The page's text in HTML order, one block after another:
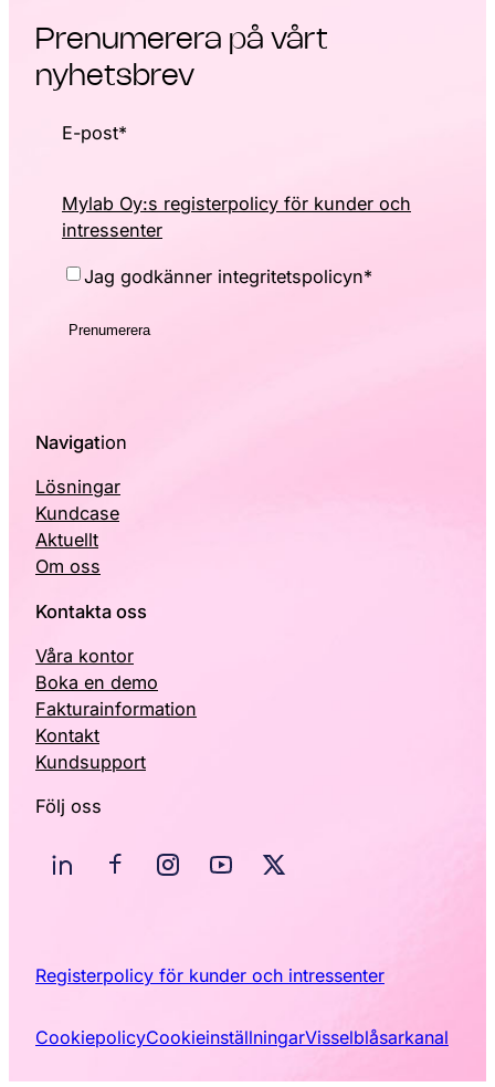
Prenumerera på vårt
nyhetsbrev
E-post*
Mylab Oy:s registerpolicy för kunder och
intressenter
Consent*
Jag godkänner integritetspolicyn*
Navigation
Lösningar
Kundcase
Aktuellt
Om oss
Kontakta oss
Våra kontor
Boka en demo
Fakturainformation
Kontakt
Kundsupport
Följ oss
Registerpolicy för kunder och intressenter
CookiepolicyCookieinställningarVisselblåsarkanal